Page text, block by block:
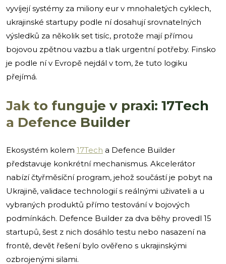
vyvíjejí systémy za miliony eur v mnohaletých cyklech,
ukrajinské startupy podle ní dosahují srovnatelných
výsledků za několik set tisíc, protože mají přímou
bojovou zpětnou vazbu a tlak urgentní potřeby. Finsko
je podle ní v Evropě nejdál v tom, že tuto logiku
přejímá.
Jak to funguje v praxi: 17Tech
a Defence Builder
Ekosystém kolem 17Tech a Defence Builder
představuje konkrétní mechanismus. Akcelerátor
nabízí čtyřměsíční program, jehož součástí je pobyt na
Ukrajině, validace technologií s reálnými uživateli a u
vybraných produktů přímo testování v bojových
podmínkách. Defence Builder za dva běhy provedl 15
startupů, šest z nich dosáhlo testu nebo nasazení na
frontě, devět řešení bylo ověřeno s ukrajinskými
ozbrojenými silami.